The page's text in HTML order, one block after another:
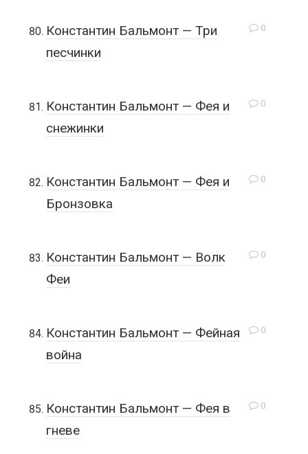
0
Константин Бальмонт — Три
песчинки
0
Константин Бальмонт — Фея и
снежинки
0
Константин Бальмонт — Фея и
Бронзовка
0
Константин Бальмонт — Волк
Феи
0
Константин Бальмонт — Фейная
война
0
Константин Бальмонт — Фея в
гневе